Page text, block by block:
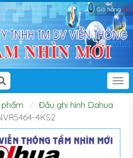
Giỏ hàng (0)
phẩm
Đầu ghi hình Dahua
4KS2